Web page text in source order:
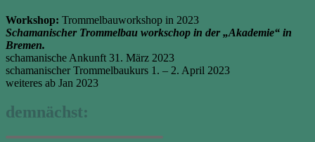
Workshop: Trommelbauworkshop in 2023
Schamanischer Trommelbau workschop in der „Akademie“ in
Bremen.
schamanische Ankunft 31. März 2023
schamanischer Trommelbaukurs 1. – 2. April 2023
weiteres ab Jan 2023
demnächst: